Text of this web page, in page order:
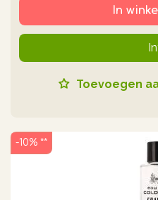
In
Toevoegen
-10% **